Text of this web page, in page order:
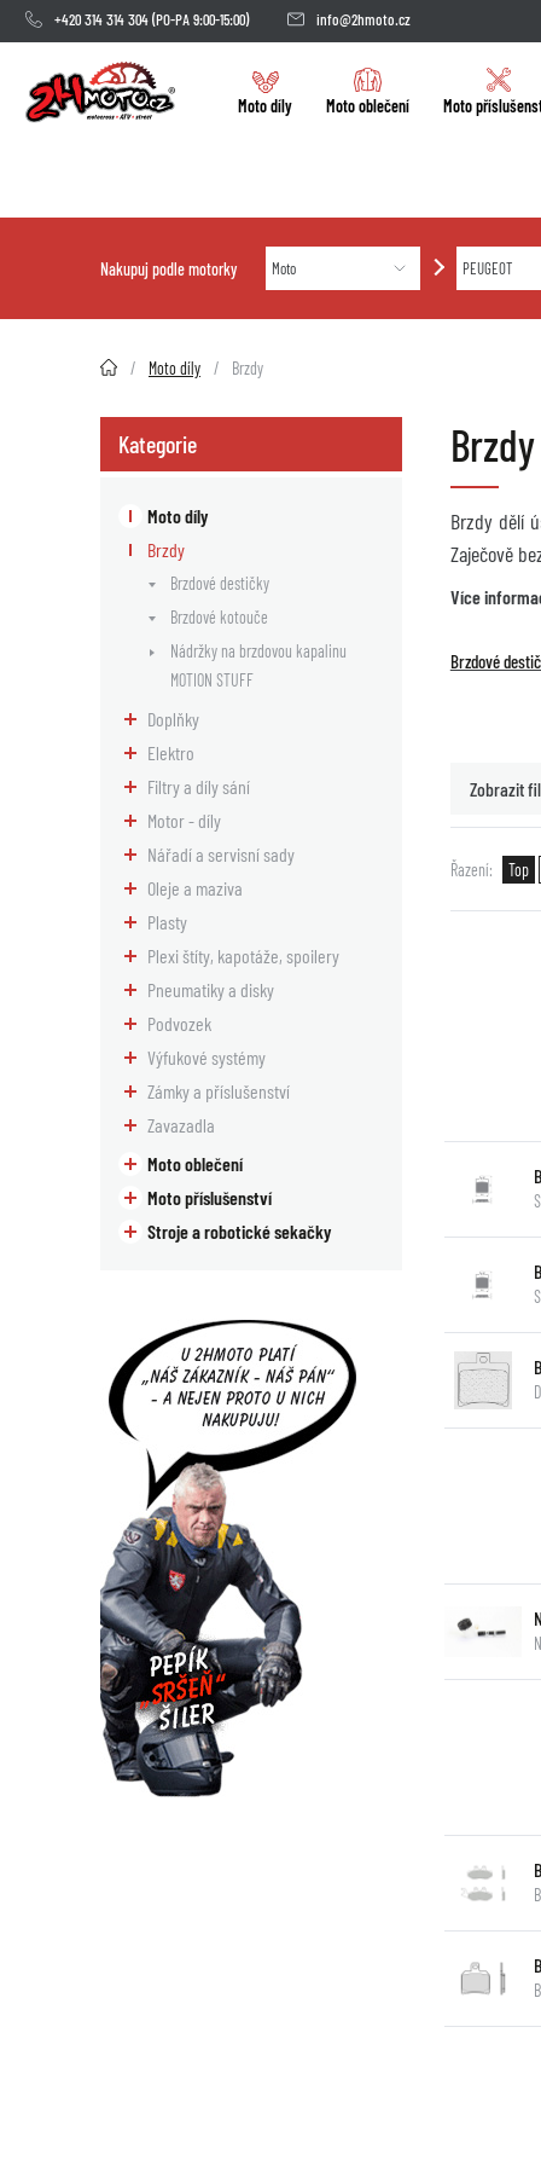
+420 314 314 304(PO-PA 9:00-15:00) info@2hmoto.cz
Moto díly Moto oblečení Moto
Nakupuj podle motorky
2HMOTO.cz Moto díly Brzdy
Kategorie
Moto díly
Brzdy
Brzdové destičky
Brzdové kotouče
Nádržky na brzdovou kapalinu
MOTION STUFF
Doplňky
Elektro
Filtry a díly sání
Motor - díly
Nářadí a servisní sady
Oleje a maziva
Plasty
Plexi štíty, kapotáže, spoilery
Pneumatiky a disky
Podvozek
Výfukové systémy
Zámky a příslušenství
Zavazadla
Moto oblečení
Moto příslušenství
Stroje a robotické sekačky
Brzdy dělí
Zaječově
Více
Brzdové
Zobrazit
Řazení Top